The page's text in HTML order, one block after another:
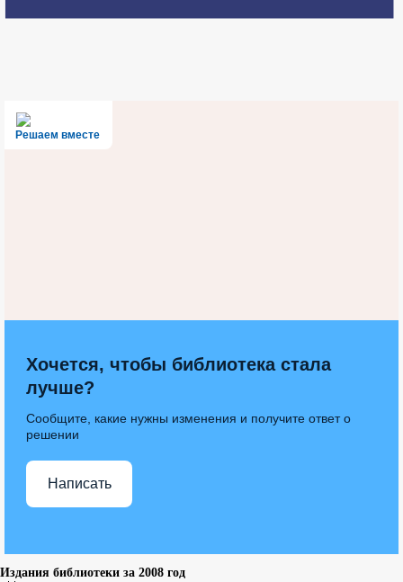
Решаем вместе
Хочется, чтобы библиотека стала
лучше?
Сообщите, какие нужны изменения и получите ответ о
решении
Написать
Издания библиотеки за 2008 год